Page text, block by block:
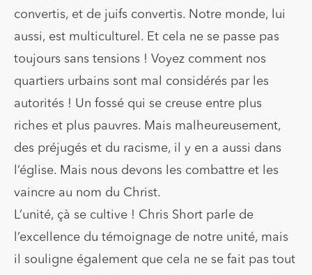
convertis, et de juifs convertis. Notre monde, lui
aussi, est multiculturel. Et cela ne se passe pas
toujours sans tensions ! Voyez comment nos
quartiers urbains sont mal considérés par les
autorités ! Un fossé qui se creuse entre plus
riches et plus pauvres. Mais malheureusement,
des préjugés et du racisme, il y en a aussi dans
l’église. Mais nous devons les combattre et les
vaincre au nom du Christ.
L’unité, çà se cultive ! Chris Short parle de
l’excellence du témoignage de notre unité, mais
il souligne également que cela ne se fait pas tout